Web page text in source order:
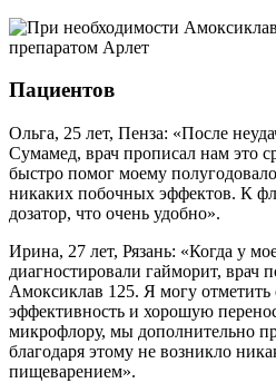
Пациентов
Ольга, 25 лет, Пенза: «После
Сумамед, врач прописал нам это
быстро помог моему
никаких побочных эффектов. К
дозатор, что очень удобно».
Ирина, 27 лет, Рязань: «Когда у
диагностировали гайморит, врач
Амоксиклав 125. Я могу
эффективность и хорошую
микрофлору, мы дополнительно
благодаря этому не возникло
пищеварением».